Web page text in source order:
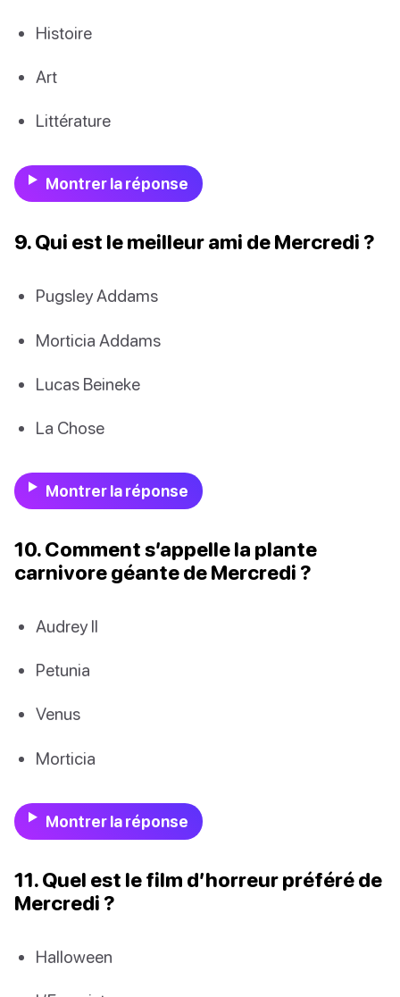
Histoire
Art
Littérature
Montrer la réponse
9. Qui est le meilleur ami de Mercredi ?
Pugsley Addams
Morticia Addams
Lucas Beineke
La Chose
Montrer la réponse
10. Comment s’appelle la plante
carnivore géante de Mercredi ?
Audrey II
Petunia
Venus
Morticia
Montrer la réponse
11. Quel est le film d’horreur préféré de
Mercredi ?
Halloween